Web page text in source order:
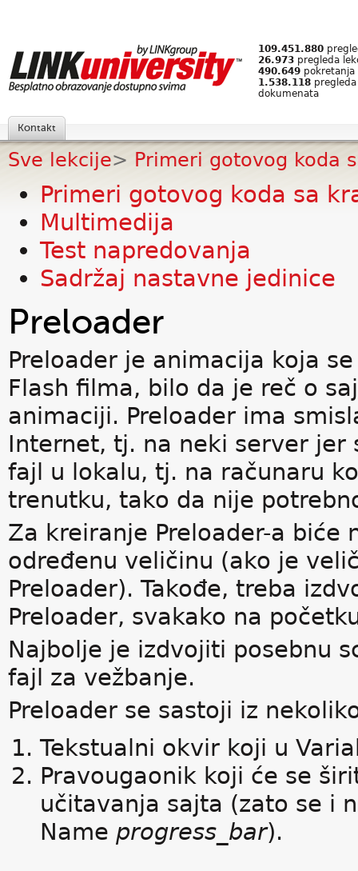
109.451.880
26.973 pregleda
490.649 pokretanja
1.538.118
dokumenata
Kontakt
Sve lekcije> Primeri gotovog koda
Primeri gotovog koda sa
Multimedija
Test napredovanja
Sadržaj nastavne jedinice
Preloader
Preloader je animacija koja
Flash filma, bilo da je reč o
animaciji. Preloader ima
Internet, tj. na neki server jer
fajl u lokalu, tj. na računaru
trenutku, tako da nije
Za kreiranje Preloader-a biće
određenu veličinu (ako je
Preloader). Takođe, treba
Preloader, svakako na
Najbolje je izdvojiti posebnu
fajl za vežbanje.
Preloader se sastoji iz
Tekstualni okvir koji u
Pravougaonik koji će se
učitavanja sajta (zato se i
Name progress_bar).